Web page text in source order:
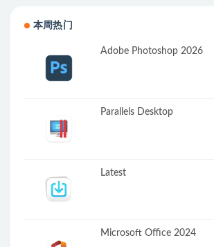
本周热门
Adobe Photoshop 2026
Parallels Desktop
Latest
Microsoft Office 2024